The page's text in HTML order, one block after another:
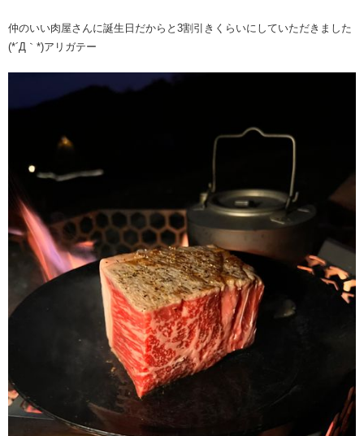
仲のいい肉屋さんに誕生日だからと3割引きくらいにしていただきました
(*´Д｀*)アリガテー